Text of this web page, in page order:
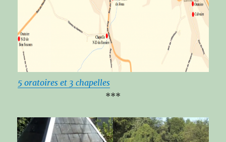
5 oratoires et 3 chapelles
***